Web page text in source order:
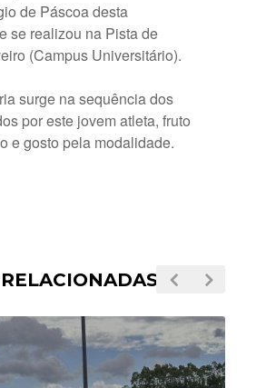
de Páscoa desta
se realizou na Pista de
(Campus Universitário).
surge na sequência dos
por este jovem atleta, fruto
e gosto pela modalidade.